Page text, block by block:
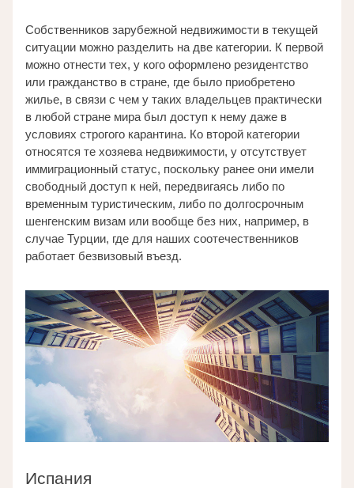
Собственников зарубежной недвижимости в текущей
ситуации можно разделить на две категории. К первой
можно отнести тех, у кого оформлено резидентство
или гражданство в стране, где было приобретено
жилье, в связи с чем у таких владельцев практически
в любой стране мира был доступ к нему даже в
условиях строгого карантина. Ко второй категории
относятся те хозяева недвижимости, у отсутствует
иммиграционный статус, поскольку ранее они имели
свободный доступ к ней, передвигаясь либо по
временным туристическим, либо по долгосрочным
шенгенским визам или вообще без них, например, в
случае Турции, где для наших соотечественников
работает безвизовый въезд.
Испания